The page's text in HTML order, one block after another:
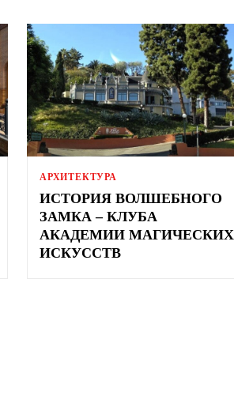
АРХИТЕКТУРА
ИСТОРИЯ ВОЛШЕБНОГО
ЗАМКА – КЛУБА
АКАДЕМИИ МАГИЧЕСКИХ
ИСКУССТВ